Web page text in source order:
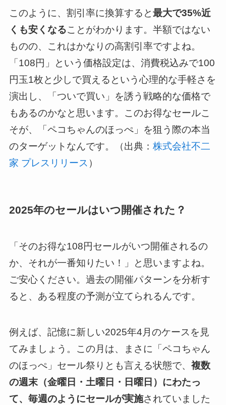
このように、割引率に換算すると最大で35%近
くも安くなることがわかります。半額ではない
ものの、これはかなりの高割引率ですよね。
「108円」という価格設定は、消費税込みで100
円玉1枚と少しで買えるという心理的な手軽さを
演出し、「ついで買い」を誘う戦略的な価格で
もあるのかなと思います。このお得なセールこ
そが、「ペコちゃんのほっぺ」を狙う際の本当
のターゲットなんです。（出典： 株式会社不二
家 プレスリリース ）
2025年のセールはいつ開催された？
「そのお得な108円セールがいつ開催されるの
か、それが一番知りたい！」と思いますよね。
ご安心ください。過去の開催パターンを分析す
ると、ある程度の予測が立てられるんです。
例えば、記憶に新しい2025年4月のケースを見
てみましょう。この月は、まさに「ペコちゃん
のほっぺ」セール祭りとも言える状態で、 複数
の週末（金曜日・土曜日・日曜日）にわたっ
て、毎週のようにセールが実施されていました